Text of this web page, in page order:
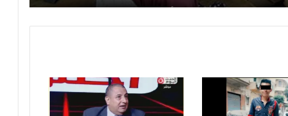
التعاملات الصباحية اليوم الجمعة
لتنسيق الجامعات 2026